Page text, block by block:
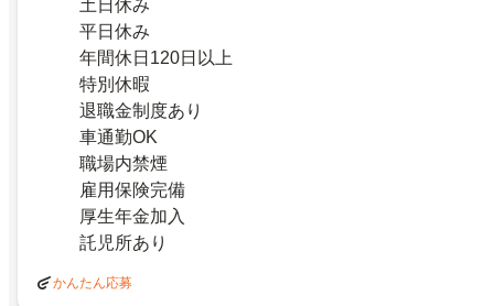
土日休み
平日休み
年間休日120日以上
特別休暇
退職金制度あり
車通勤OK
職場内禁煙
雇用保険完備
厚生年金加入
託児所あり
かんたん応募